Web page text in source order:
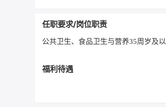
任职要求/岗位职责
公共卫生、食品卫生与营养35周岁及
福利待遇